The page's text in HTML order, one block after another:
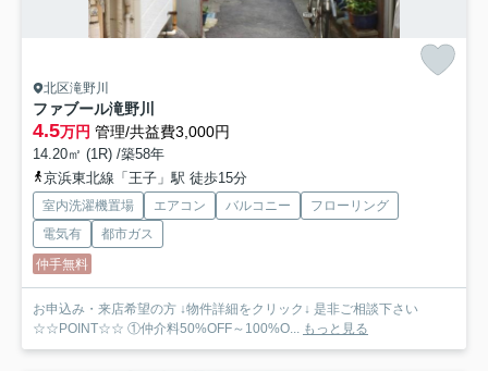
北区滝野川
ファブール滝野川
4.5万円 管理/共益費3,000円
14.20㎡ (1R) /築58年
京浜東北線「王子」駅 徒歩15分
室内洗濯機置場 エアコン バルコニー
フローリング
電気有
都市ガス
仲手無料
お申込み・来店希望の方 ↓物件詳細をクリック↓ 是非ご相談下さい
☆☆POINT☆☆ ①仲介料50%OFF～100%O... もっと見る